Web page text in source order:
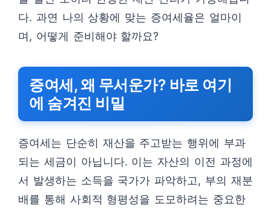
다. 과연 나의 상황에 맞는 증여세율은 얼마이
며, 어떻게 준비해야 할까요?
증여세, 왜 무서운가? 바로 여기
에 숨겨진 비밀
증여세는 단순히 재산을 주고받는 행위에 부과
되는 세금이 아닙니다. 이는 자산의 이전 과정에
서 발생하는 소득을 국가가 파악하고, 부의 재분
배를 통해 사회적 형평성을 도모하려는 중요한